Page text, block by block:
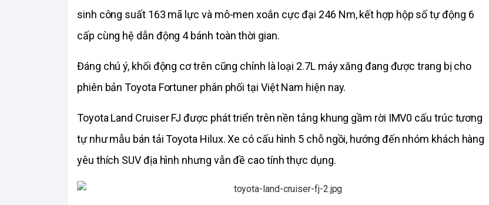
sinh công suất 163 mã lực và mô-men xoắn cực đại 246 Nm, kết hợp hộp số tự động 6
cấp cùng hệ dẫn động 4 bánh toàn thời gian.
Đáng chú ý, khối động cơ trên cũng chính là loại 2.7L máy xăng đang được trang bị cho
phiên bản Toyota Fortuner phân phối tại Việt Nam hiện nay.
Toyota Land Cruiser FJ được phát triển trên nền tảng khung gầm rời IMV0 cấu trúc tương
tự như mẫu bán tải Toyota Hilux. Xe có cấu hình 5 chỗ ngồi, hướng đến nhóm khách hàng
yêu thích SUV địa hình nhưng vẫn đề cao tính thực dụng.